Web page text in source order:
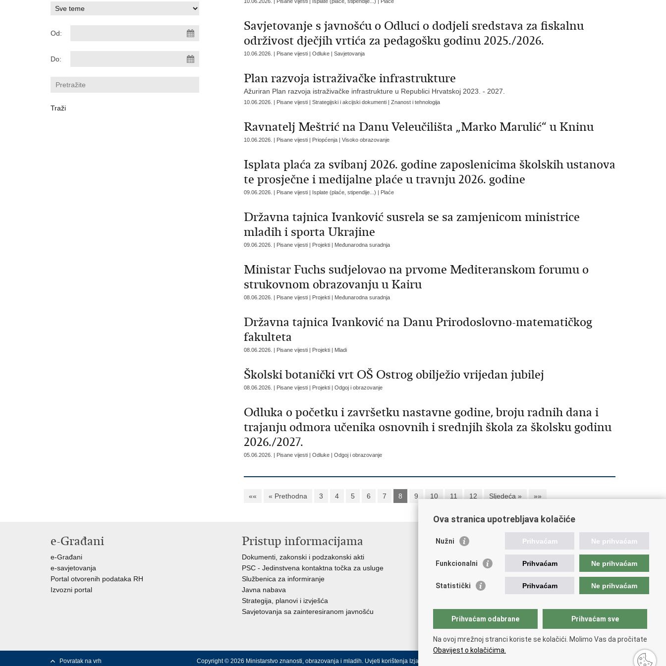
Od:
Do:
Savjetovanje s javnošću o Odluci o dodjeli sredstava za fiskalnu
održivost dječjih vrtića za pedagošku godinu 2025./2026.
10.06.2026. | Pisane vijesti | Odluke | Savjetovanja
Plan razvoja istraživačke infrastrukture
Ažuriran Plan razvoja istraživačke infrastrukture u Republici Hrvatskoj 2023. - 2027.
10.06.2026. | Pisane vijesti | Strategijski i akcijski dokumenti | Znanost i tehnologija
Ravnatelj Meštrić na Danu Veleučilišta „Marko Marulić“ u Kninu
10.06.2026. | Pisane vijesti | Priopćenja | Visoko obrazovanje
Isplata plaća za svibanj 2026. godine zaposlenicima školskih ustanova
te prosječne i medijalne plaće u travnju 2026. godine
09.06.2026. | Pisane vijesti | Isplate (plaće, stipendije...) | Plaće
Državna tajnica Ivanković susrela se sa zamjenicom ministrice
mladih i sporta Ukrajine
09.06.2026. | Pisane vijesti | Projekti | Međunarodna suradnja
Ministar Fuchs sudjelovao na prvome Mediteranskom forumu o
strukovnom obrazovanju u Kairu
08.06.2026. | Pisane vijesti | Projekti | Međunarodna suradnja
Državna tajnica Ivanković na Danu Prirodoslovno-matematičkog
fakulteta
08.06.2026. | Pisane vijesti | Projekti | Mladi
Školski botanički vrt OŠ Ostrog obilježio vrijedan jubilej
08.06.2026. | Pisane vijesti | Projekti | Odgoj i obrazovanje
Odluka o početku i završetku nastavne godine, broju radnih dana i
trajanju odmora učenika osnovnih i srednjih škola za školsku godinu
2026./2027.
05.06.2026. | Pisane vijesti | Odluke | Odgoj i obrazovanje
«« « Prethodna 3 4 5 6 7 8 9 10 11 12 Sljedeća » »»
e-Građani
e-Građani
e-savjetovanja
Portal otvorenih podataka RH
Izvozni portal
Pristup informacijama
Dokumenti, zakonski i podzakonski akti
PSC - Jedinstvena kontaktna točka za usluge
Službenica za informiranje
Javna nabava
Strategija, planovi i izvješća
Savjetovanja sa zainteresiranom javnošću
Korisne poveznice
AZOO
AMPEU
NCVVO
Povratak na vrh Copyright © 2026 Ministarstvo znanosti, obrazovanja i mladih. Uvjeti korištenja Izjava o pristupačnosti
Ova stranica upotrebljava kolačiće
Nužni Prihvaćam Ne prihvaćam
Funkcionalni Prihvaćam Ne prihvaćam
Statistički Prihvaćam Ne prihvaćam
Prihvaćam odabrane Prihvaćam sve
Na ovoj mrežnoj stranci koriste se kolačići. Molimo Vas da pročitate
Obavijest o kolačićima.